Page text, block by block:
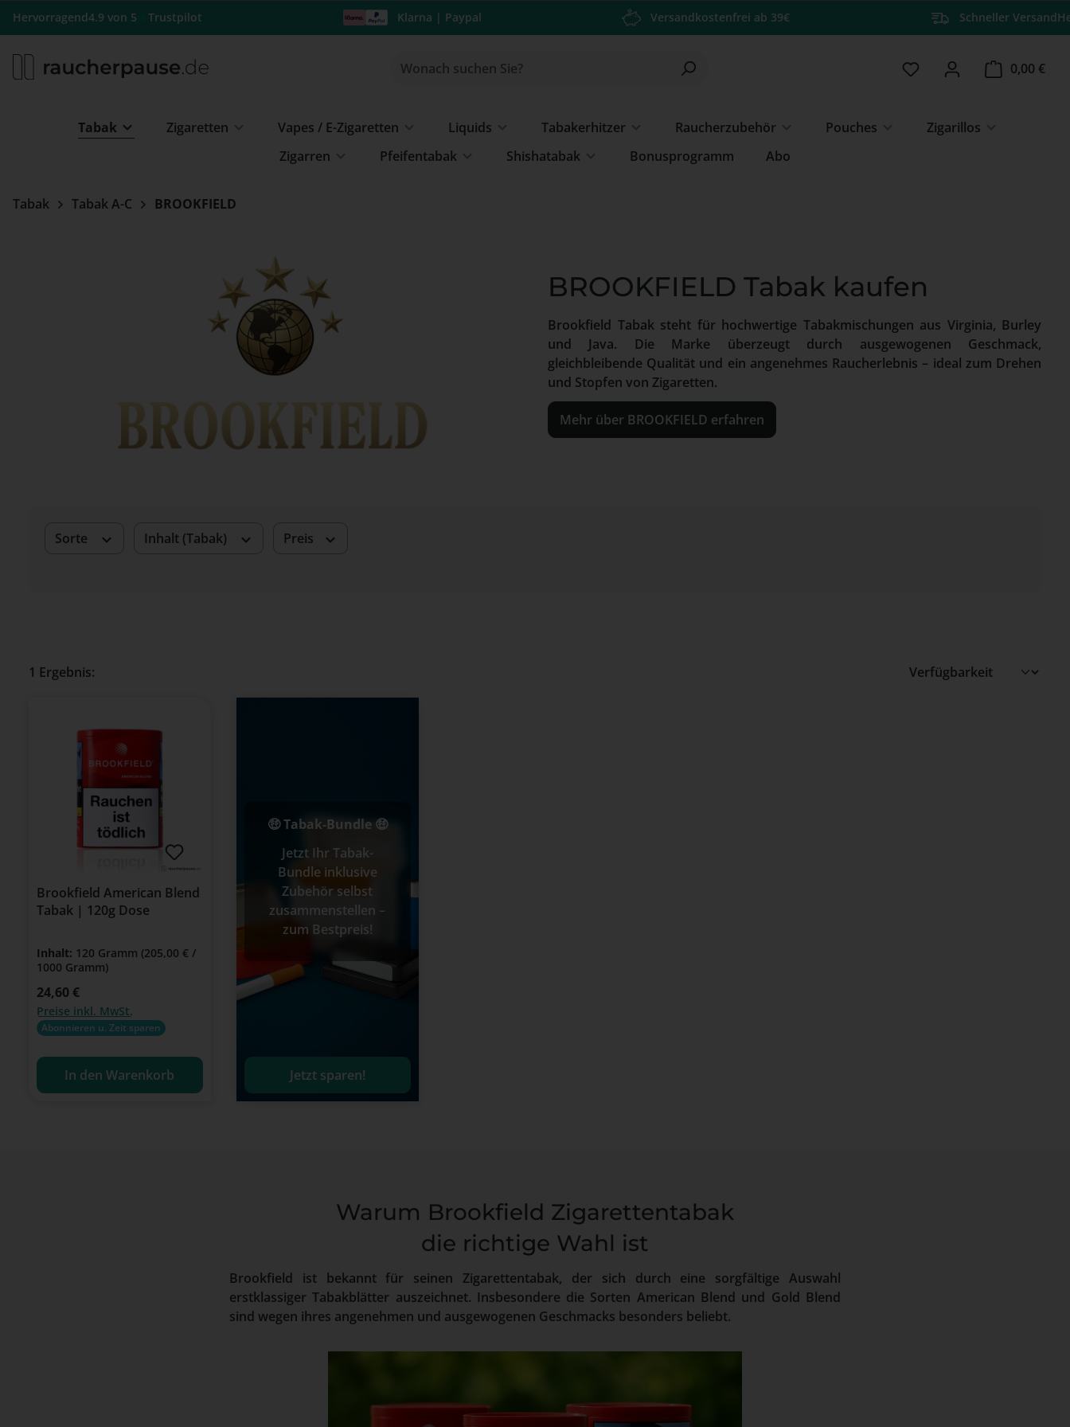
Hauptinhalt springen
Zur Suche springen
Zur Hauptnavigation springen
Hervorragend4.9 von 5 Trustpilot Klarna | Paypal Versandkostenfrei ab 39€ Schneller Versand
Du hast 0 Produkte auf
0,00 €
Tabak Zigaretten Vapes / E-Zigaretten Liquids Tabakerhitzer Raucherzubehör Pouches
Zigarillos
Zigarren
Pfeifentabak Shishatabak Bonusprogramm Abo
Tabak Tabak A-C BROOKFIELD
BROOKFIELD Tabak kaufen
Brookfield Tabak steht für hochwertige Tabakmischungen aus Virginia, Burley
und Java. Die Marke überzeugt durch ausgewogenen Geschmack,
gleichbleibende Qualität und ein angenehmes Raucherlebnis – ideal zum Drehen
und Stopfen von Zigaretten.
Mehr über BROOKFIELD erfahren
Sorte Inhalt (Tabak) Preis
1 Ergebnis:
Brookfield American Blend
Tabak | 120g Dose
Inhalt: 120 Gramm (205,00 € /
1000 Gramm)
Regulärer Preis:
24,60 €
Preise inkl. MwSt.
Abonnieren u. Zeit sparen
In den Warenkorb
🤑 Tabak-Bundle 🤑
Jetzt Ihr Tabak-
Bundle inklusive
Zubehör selbst
zusammenstellen –
zum Bestpreis!
Jetzt sparen!
Warum Brookfield Zigarettentabak
die richtige Wahl ist
Brookfield ist bekannt für seinen Zigarettentabak, der sich durch eine sorgfältige Auswahl
erstklassiger Tabakblätter auszeichnet. Insbesondere die Sorten American Blend und Gold Blend
sind wegen ihres angenehmen und ausgewogenen Geschmacks besonders beliebt.